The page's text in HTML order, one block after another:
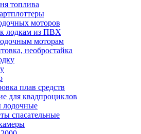
топлива
моторов
лодкам из ПВХ
моторам
необростайка
плав средств
для квадпроциклов
лодочные
спасательные